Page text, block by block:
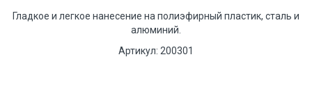
Гладкое и легкое нанесение на полиэфирный пластик, сталь и
алюминий.
Артикул: 200301